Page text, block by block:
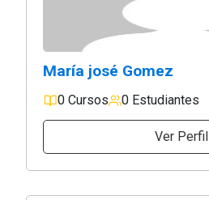
María josé Gomez
0 Cursos 0 Estudiantes
Ver Perfil